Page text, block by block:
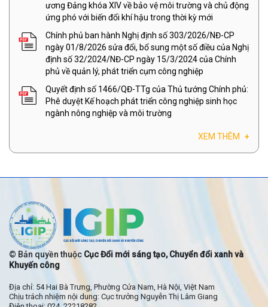
ương Đảng khóa XIV về bảo vệ môi trường và chủ động
ứng phó với biến đổi khí hậu trong thời kỳ mới
Chính phủ ban hành Nghị định số 303/2026/NĐ-CP
ngày 01/8/2026 sửa đổi, bổ sung một số điều của Nghị
định số 32/2024/NĐ-CP ngày 15/3/2024 của Chính
phủ về quản lý, phát triển cụm công nghiệp
Quyết định số 1466/QĐ-TTg của Thủ tướng Chính phủ:
Phê duyệt Kế hoạch phát triển công nghiệp sinh học
ngành nông nghiệp và môi trường
XEM THÊM +
© Bản quyền thuộc Cục Đổi mới sáng tạo, Chuyển đổi xanh và
Khuyến công
Địa chỉ: 54 Hai Bà Trưng, Phường Cửa Nam, Hà Nội, Việt Nam
Chịu trách nhiệm nội dung: Cục trưởng Nguyễn Thị Lâm Giang